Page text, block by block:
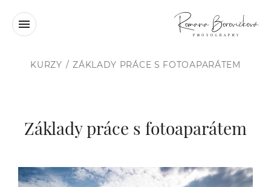
KURZY ZÁKLADY PRÁCE S FOTOAPARÁTEM
Základy práce s fotoaparátem